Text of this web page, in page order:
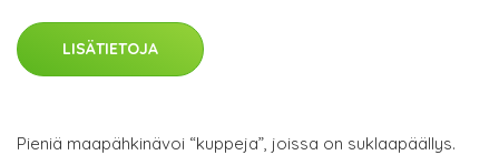
LISÄTIETOJA
Pieniä maapähkinävoi “kuppeja”, joissa on suklaapäällys.